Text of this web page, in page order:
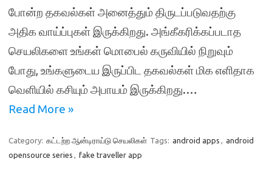
போன்ற தகவல்கள் அனைத்தும் திருடப்படுவதற்கு
அதிக வாய்ப்புகள் இருக்கிறது. அங்கீகரிக்கப்படாத
செயலிகளை உங்கள் மொபைல் கருவியில் நிறுவும்
போது, உங்களுடைய இருப்பிட தகவல்கள் மிக எளிதாக
வெளியில் கசியும் அபாயம் இருக்கிறது.…
Read More »
Category: கட்டற்ற ஆன்டிராய்டு செயலிகள் Tags: android apps , android
opensource series , fake traveller app